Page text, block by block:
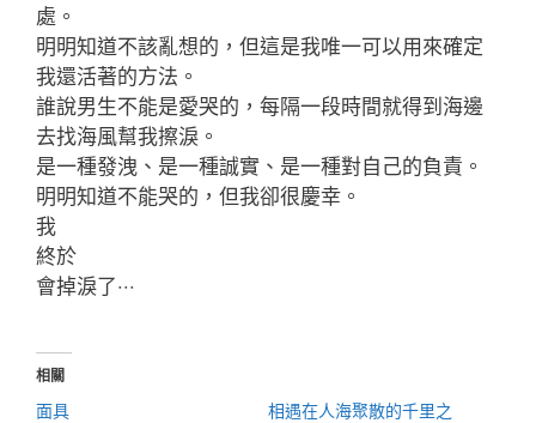
處。
明明知道不該亂想的，但這是我唯一可以用來確定
我還活著的方法。
誰說男生不能是愛哭的，每隔一段時間就得到海邊
去找海風幫我擦淚。
是一種發洩、是一種誠實、是一種對自己的負責。
明明知道不能哭的，但我卻很慶幸。
我
終於
會掉淚了‧‧‧
相關
面具
相遇在人海聚散的千里之